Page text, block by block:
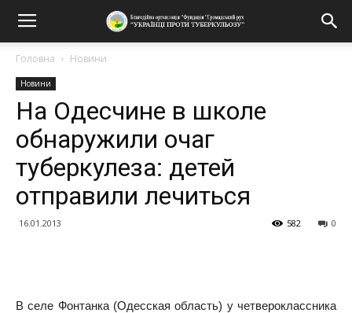
Головна Новини
Новини
На Одесчине в школе
обнаружили очаг
туберкулеза: детей
отправили лечиться
16.01.2013 0
582
В селе Фонтанка (Одесская область) у четвероклассника